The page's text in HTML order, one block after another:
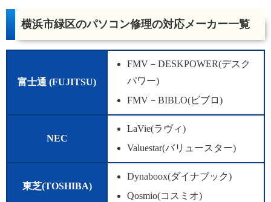
横浜市緑区のパソコン修理の対応メーカー一覧
富士通 (FUJITSU)
FMV－DESKPOWER(デスク
パワー)
FMV－BIBLO(ビブロ)
NEC
LaVie(ラヴィ)
Valuestar(バリュースター)
東芝(TOSHIBA)
Dynaboox(ダイナブック)
Qosmio(コスミオ)